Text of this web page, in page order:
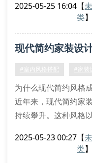
楼装修时，需要兼顾
材料环保认证：正规
放量等关键指标
程等细
2025-05-25 16:04 【
类】
现代简约家装设
#室内风格搭配 #家装
为什么现代简约风格
近年来，现代简约家
持续攀升。这种风格
适的居家氛围。途美
2025-05-23 00:27 【
类】